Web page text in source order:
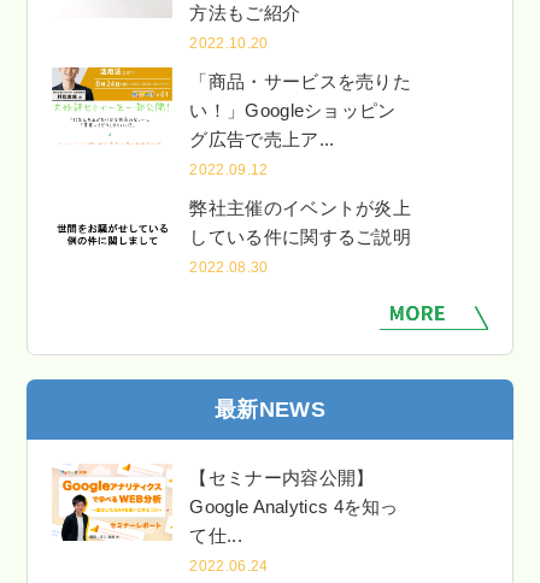
方法もご紹介
2022.10.20
「商品・サービスを売りた
い！」Googleショッピン
グ広告で売上ア...
2022.09.12
弊社主催のイベントが炎上
している件に関するご説明
2022.08.30
最新NEWS
【セミナー内容公開】
Google Analytics 4を知っ
て仕...
2022.06.24